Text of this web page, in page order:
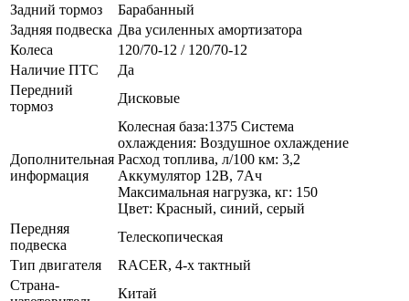
Задний тормоз
Барабанный
Задняя подвеска Два усиленных амортизатора
Колеса
120/70-12 / 120/70-12
Наличие ПТС
Да
Передний
тормоз
Дисковые
Дополнительная
информация
Колесная база:1375 Система
охлаждения: Воздушное охлаждение
Расход топлива, л/100 км: 3,2
Аккумулятор 12В, 7Ач
Максимальная нагрузка, кг: 150
Цвет: Красный, синий, серый
Передняя
подвеска
Телескопическая
Тип двигателя
RACER, 4-х тактный
Страна-
Китай